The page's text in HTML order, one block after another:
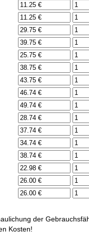
der
Kosten!